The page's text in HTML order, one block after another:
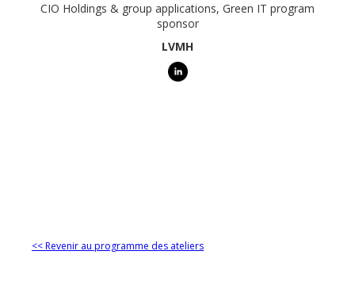
CIO Holdings & group applications, Green IT program
sponsor
LVMH
<< Revenir au programme des ateliers